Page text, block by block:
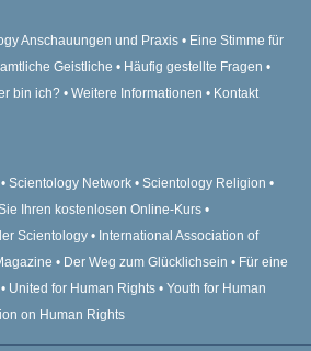
Anschauungen und Praxis
Eine Stimme für
Geistliche
Häufig gestellte Fragen
bin ich? Weitere Informationen
Kontakt
Scientology Network
Scientology Religion
Ihren kostenlosen Online-Kurs
Scientology
International Association of
Der Weg zum Glücklichsein
Für eine
United for Human Rights
Youth for Human
on Human Rights